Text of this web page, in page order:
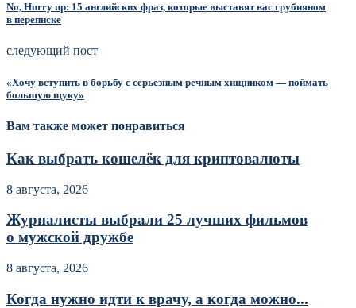
No, Hurry up: 15 английских фраз, которые выставят вас грубияном
в переписке
следующий пост
«Хочу вступить в борьбу с серьезным речным хищником — поймать
большую щуку»
Вам также может понравиться
Как выбрать кошелёк для криптовалюты
8 августа, 2026
Журналисты выбрали 25 лучших фильмов
о мужской дружбе
8 августа, 2026
Когда нужно идти к врачу, а когда можно...